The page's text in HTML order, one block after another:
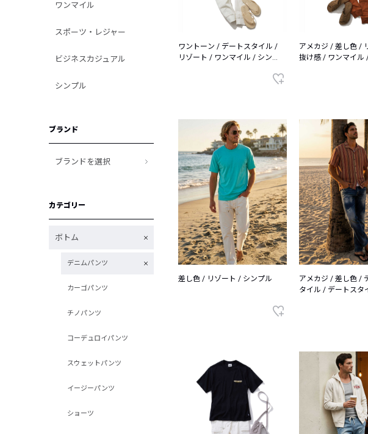
ワンマイル
スポーツ・レジャー
ビジネスカジュアル
シンプル
ブランド
ブランドを選択
カテゴリー
ボトム
デニムパンツ
カーゴパンツ
チノパンツ
コーデュロイパンツ
スウェットパンツ
イージーパンツ
ショーツ
ワントーン / デートスタイル /
リゾート / ワンマイル / シン
アメカジ / 差し色 /
抜け感 / ワンマイル
差し色 / リゾート / シンプル
アメカジ / 差し色 /
タイル / デートスタ